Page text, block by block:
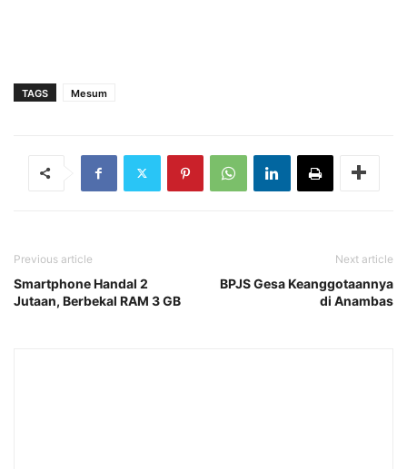
TAGS Mesum
Previous article
Smartphone Handal 2
Jutaan, Berbekal RAM 3 GB
Next article
BPJS Gesa Keanggotaannya
di Anambas